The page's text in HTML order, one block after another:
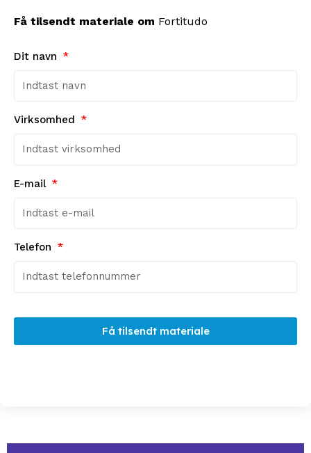
Få tilsendt materiale om Fortitudo
Dit navn
Virksomhed
E-mail
Telefon
Få tilsendt materiale